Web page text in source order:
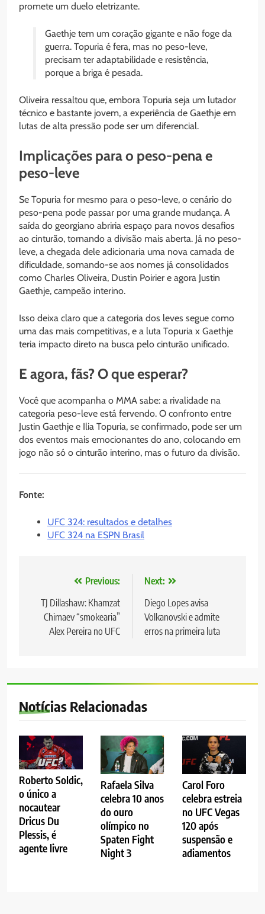
promete um duelo eletrizante.
Gaethje tem um coração gigante e não foge da
guerra. Topuria é fera, mas no peso-leve,
precisam ter adaptabilidade e resistência,
porque a briga é pesada.
Oliveira ressaltou que, embora Topuria seja um lutador
técnico e bastante jovem, a experiência de Gaethje em
lutas de alta pressão pode ser um diferencial.
Implicações para o peso-pena e
peso-leve
Se Topuria for mesmo para o peso-leve, o cenário do
peso-pena pode passar por uma grande mudança. A
saída do georgiano abriria espaço para novos desafios
ao cinturão, tornando a divisão mais aberta. Já no peso-
leve, a chegada dele adicionaria uma nova camada de
dificuldade, somando-se aos nomes já consolidados
como Charles Oliveira, Dustin Poirier e agora Justin
Gaethje, campeão interino.
Isso deixa claro que a categoria dos leves segue como
uma das mais competitivas, e a luta Topuria x Gaethje
teria impacto direto na busca pelo cinturão unificado.
E agora, fãs? O que esperar?
Você que acompanha o MMA sabe: a rivalidade na
categoria peso-leve está fervendo. O confronto entre
Justin Gaethje e Ilia Topuria, se confirmado, pode ser um
dos eventos mais emocionantes do ano, colocando em
jogo não só o cinturão interino, mas o futuro da divisão.
Fonte:
UFC 324: resultados e detalhes
UFC 324 na ESPN Brasil
Navegação
de
Post
Previous:
TJ Dillashaw: Khamzat
Chimaev “smokearia”
Alex Pereira no UFC
Next:
Diego Lopes avisa
Volkanovski e admite
erros na primeira luta
Notícias Relacionadas
Roberto Soldic,
o único a
nocautear
Dricus Du
Plessis, é
agente livre
Rafaela Silva
celebra 10 anos
do ouro
olímpico no
Spaten Fight
Night 3
Carol Foro
celebra estreia
no UFC Vegas
120 após
suspensão e
adiamentos